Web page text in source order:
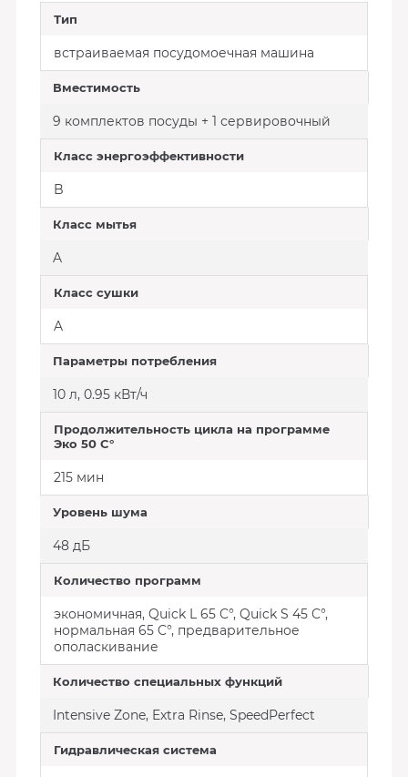
Тип
встраиваемая посудомоечная машина
Вместимость
9 комплектов посуды + 1 сервировочный
Класс энергоэффективности
B
Класс мытья
A
Класс сушки
A
Параметры потребления
10 л, 0.95 кВт/ч
Продолжительность цикла на программе
Эко 50 C°
215 мин
Уровень шума
48 дБ
Количество программ
экономичная, Quick L 65 C°, Quick S 45 C°,
нормальная 65 C°, предварительное
ополаскивание
Количество специальных функций
Intensive Zone, Extra Rinse, SpeedPerfect
Гидравлическая система